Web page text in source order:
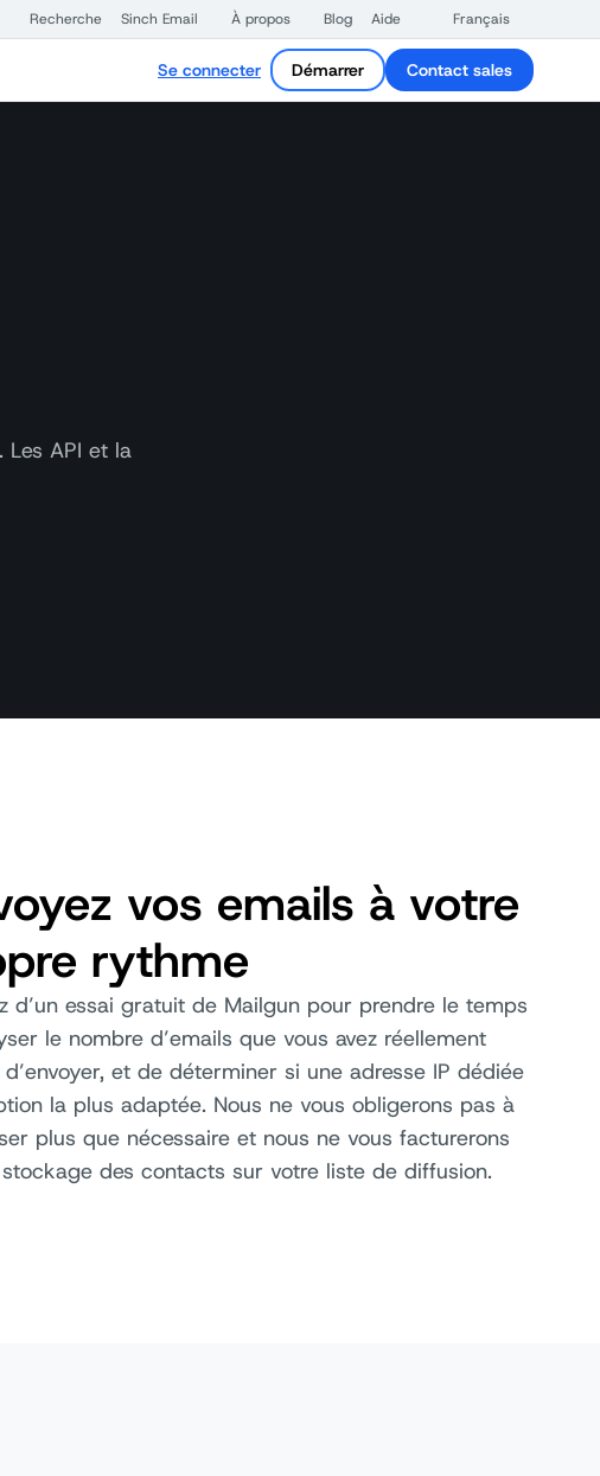
Recherche Sinch Email À propos Blog Aide Français
Se connecter Démarrer Contact sales
API et la
vos emails à votre
rythme
d’un essai gratuit de Mailgun pour prendre le temps
le nombre d’emails que vous avez réellement
d’envoyer, et de déterminer si une adresse IP dédiée
la plus adaptée. Nous ne vous obligerons pas à
plus que nécessaire et nous ne vous facturerons
des contacts sur votre liste de diffusion.